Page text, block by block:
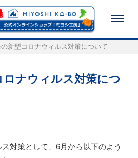
新型コロナウィルス対策について
ロナウィルス対策につ
対策として、6月から以下のよう